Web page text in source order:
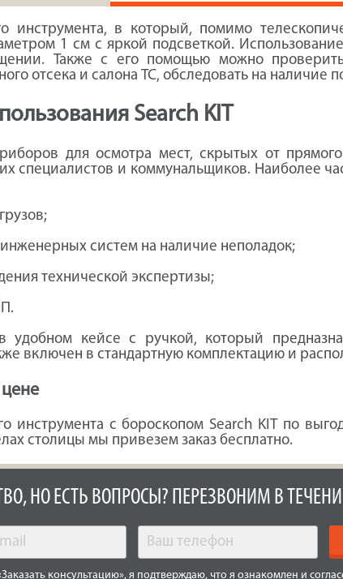
инструмента, в который, помимо
1 см с яркой подсветкой. Использование
Также с его помощью можно
отсека и салона ТС, обследовать на наличие
Search KIT
для осмотра мест, скрытых от
специалистов и коммунальщиков. Наиболее
систем на наличие неполадок;
технической экспертизы;
удобном кейсе с ручкой, который
включен в стандартную комплектацию и
инструмента с бороскопом Search KIT по
столицы мы привезем заказ бесплатно.
НО ЕСТЬ ВОПРОСЫ? ПЕРЕЗВОНИМ В
консультацию», я подтверждаю, что я ознакомлен и